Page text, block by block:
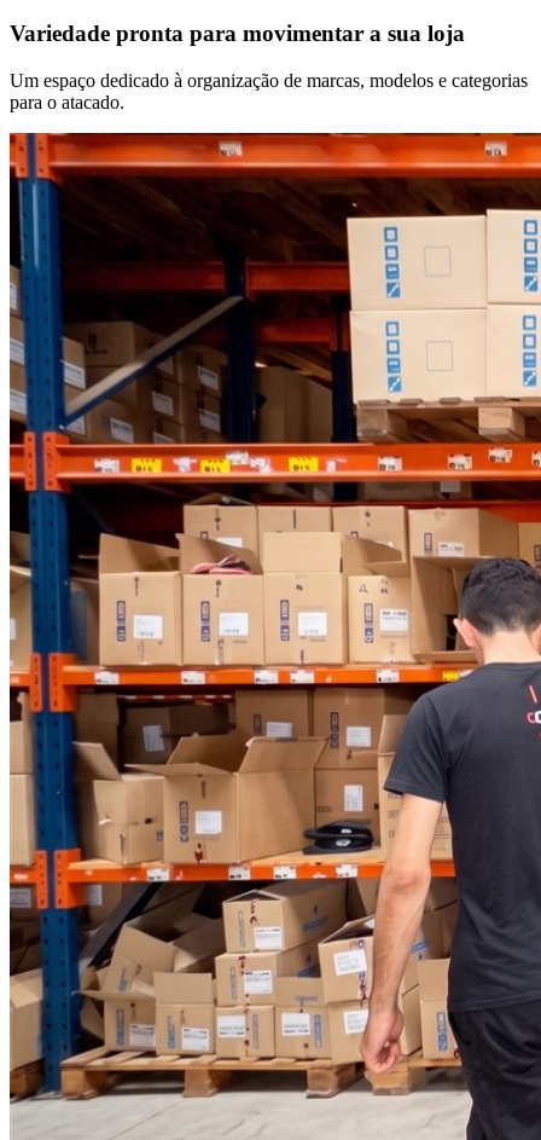
Variedade pronta para movimentar a sua loja
Um espaço dedicado à organização de marcas, modelos e categorias
para o atacado.